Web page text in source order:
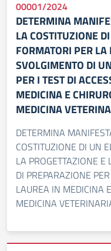
00001/2024
DETERMINA
LA COSTITUZIONE
FORMATORI PER LA
SVOLGIMENTO DI
PER I TEST DI
MEDICINA E
MEDICINA
DETERMINA
COSTITUZIONE DI UN
LA PROGETTAZIONE E
DI PREPARAZIONE
LAUREA IN MEDICINA
MEDICINA